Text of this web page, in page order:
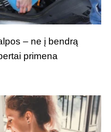
– ne į bendrą
primena